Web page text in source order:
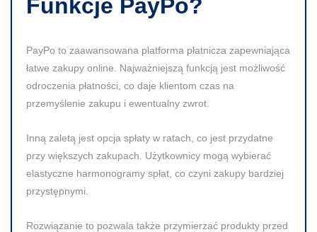
Funkcje PayPo?
PayPo to zaawansowana platforma płatnicza zapewniająca
łatwe zakupy online. Najważniejszą funkcją jest możliwość
odroczenia płatności, co daje klientom czas na
przemyślenie zakupu i ewentualny zwrot.
Inną zaletą jest opcja spłaty w ratach, co jest przydatne
przy większych zakupach. Użytkownicy mogą wybierać
elastyczne harmonogramy spłat, co czyni zakupy bardziej
przystępnymi.
Rozwiązanie to pozwala także przymierzać produkty przed